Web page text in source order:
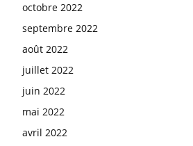
octobre 2022
septembre 2022
août 2022
juillet 2022
juin 2022
mai 2022
avril 2022